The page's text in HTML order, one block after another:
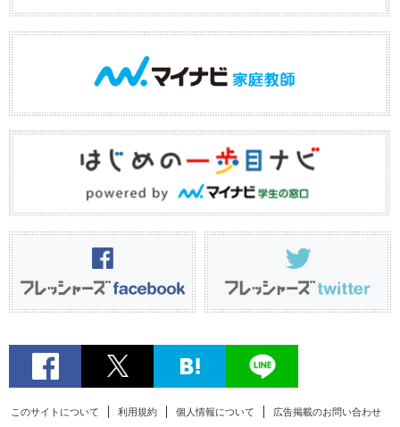
このサイトについて 利用規約 個人情報について 広告掲載のお問い合わせ